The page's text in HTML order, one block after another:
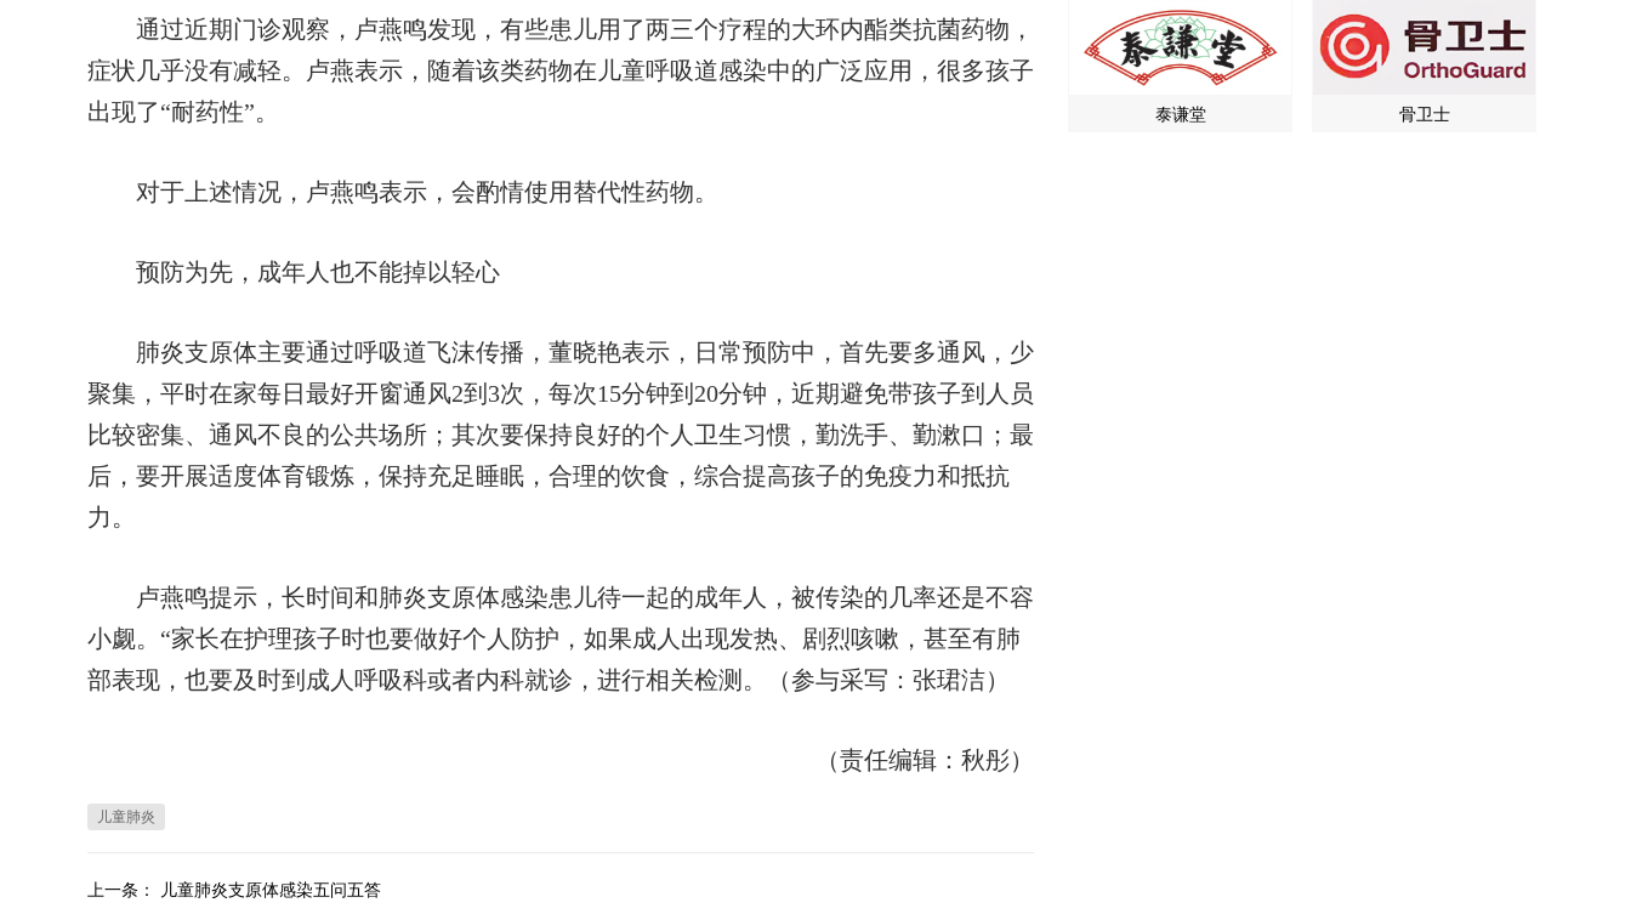
通过近期门诊观察，卢燕鸣发现，有些患儿用了两三个疗程的大环内酯类抗菌药物，
症状几乎没有减轻。卢燕表示，随着该类药物在儿童呼吸道感染中的广泛应用，很多孩子
出现了“耐药性”。
对于上述情况，卢燕鸣表示，会酌情使用替代性药物。
预防为先，成年人也不能掉以轻心
肺炎支原体主要通过呼吸道飞沫传播，董晓艳表示，日常预防中，首先要多通风，少
聚集，平时在家每日最好开窗通风2到3次，每次15分钟到20分钟，近期避免带孩子到人员
比较密集、通风不良的公共场所；其次要保持良好的个人卫生习惯，勤洗手、勤漱口；最
后，要开展适度体育锻炼，保持充足睡眠，合理的饮食，综合提高孩子的免疫力和抵抗
力。
卢燕鸣提示，长时间和肺炎支原体感染患儿待一起的成年人，被传染的几率还是不容
小觑。“家长在护理孩子时也要做好个人防护，如果成人出现发热、剧烈咳嗽，甚至有肺
部表现，也要及时到成人呼吸科或者内科就诊，进行相关检测。（参与采写：张珺洁）
（责任编辑：秋彤）
儿童肺炎
上一条：
儿童肺炎支原体感染五问五答
泰谦堂 骨卫士